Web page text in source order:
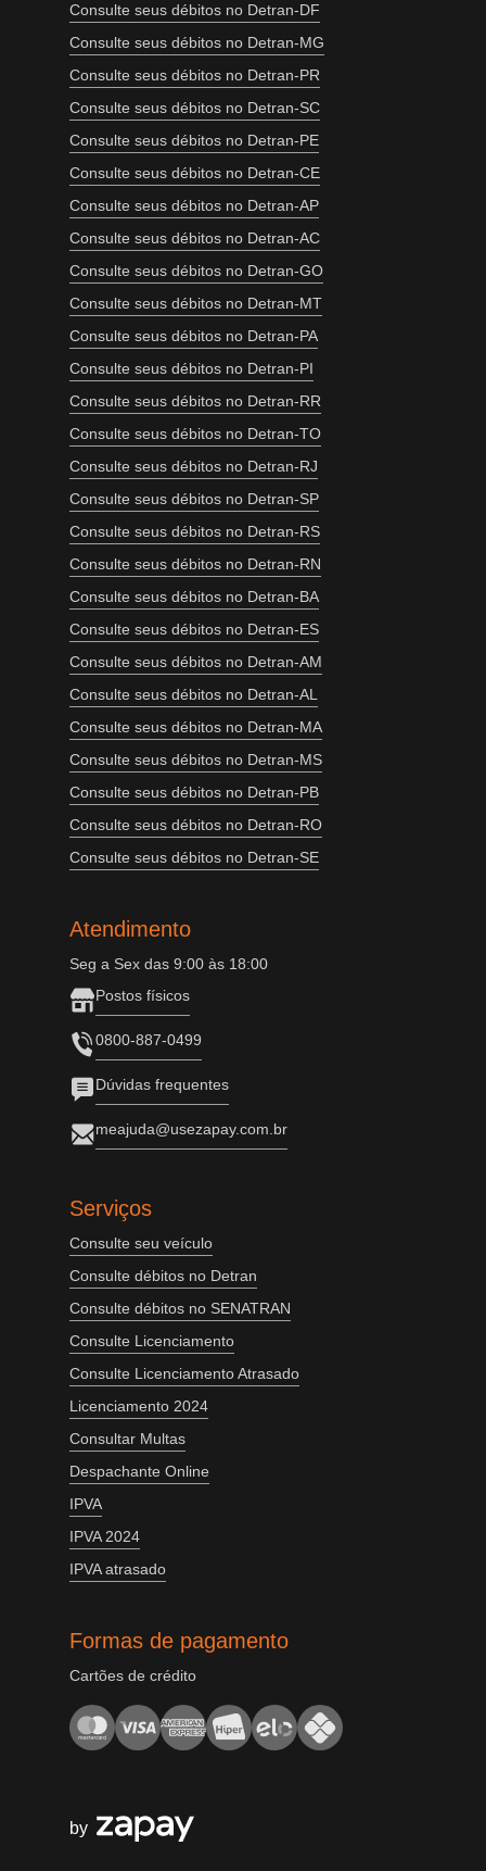
Consulte seus débitos no Detran-DF
Consulte seus débitos no Detran-MG
Consulte seus débitos no Detran-PR
Consulte seus débitos no Detran-SC
Consulte seus débitos no Detran-PE
Consulte seus débitos no Detran-CE
Consulte seus débitos no Detran-AP
Consulte seus débitos no Detran-AC
Consulte seus débitos no Detran-GO
Consulte seus débitos no Detran-MT
Consulte seus débitos no Detran-PA
Consulte seus débitos no Detran-PI
Consulte seus débitos no Detran-RR
Consulte seus débitos no Detran-TO
Consulte seus débitos no Detran-RJ
Consulte seus débitos no Detran-SP
Consulte seus débitos no Detran-RS
Consulte seus débitos no Detran-RN
Consulte seus débitos no Detran-BA
Consulte seus débitos no Detran-ES
Consulte seus débitos no Detran-AM
Consulte seus débitos no Detran-AL
Consulte seus débitos no Detran-MA
Consulte seus débitos no Detran-MS
Consulte seus débitos no Detran-PB
Consulte seus débitos no Detran-RO
Consulte seus débitos no Detran-SE
Atendimento
Seg a Sex das 9:00 às 18:00
Postos físicos
0800-887-0499
Dúvidas frequentes
meajuda@usezapay.com.br
Serviços
Consulte seu veículo
Consulte débitos no Detran
Consulte débitos no SENATRAN
Consulte Licenciamento
Consulte Licenciamento Atrasado
Licenciamento 2024
Consultar Multas
Despachante Online
IPVA
IPVA 2024
IPVA atrasado
Formas de pagamento
Cartões de crédito
by